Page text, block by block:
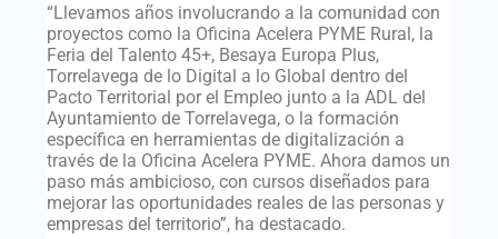
“Llevamos años involucrando a la comunidad con
proyectos como la Oficina Acelera PYME Rural, la
Feria del Talento 45+, Besaya Europa Plus,
Torrelavega de lo Digital a lo Global dentro del
Pacto Territorial por el Empleo junto a la ADL del
Ayuntamiento de Torrelavega, o la formación
específica en herramientas de digitalización a
través de la Oficina Acelera PYME. Ahora damos un
paso más ambicioso, con cursos diseñados para
mejorar las oportunidades reales de las personas y
empresas del territorio”, ha destacado.